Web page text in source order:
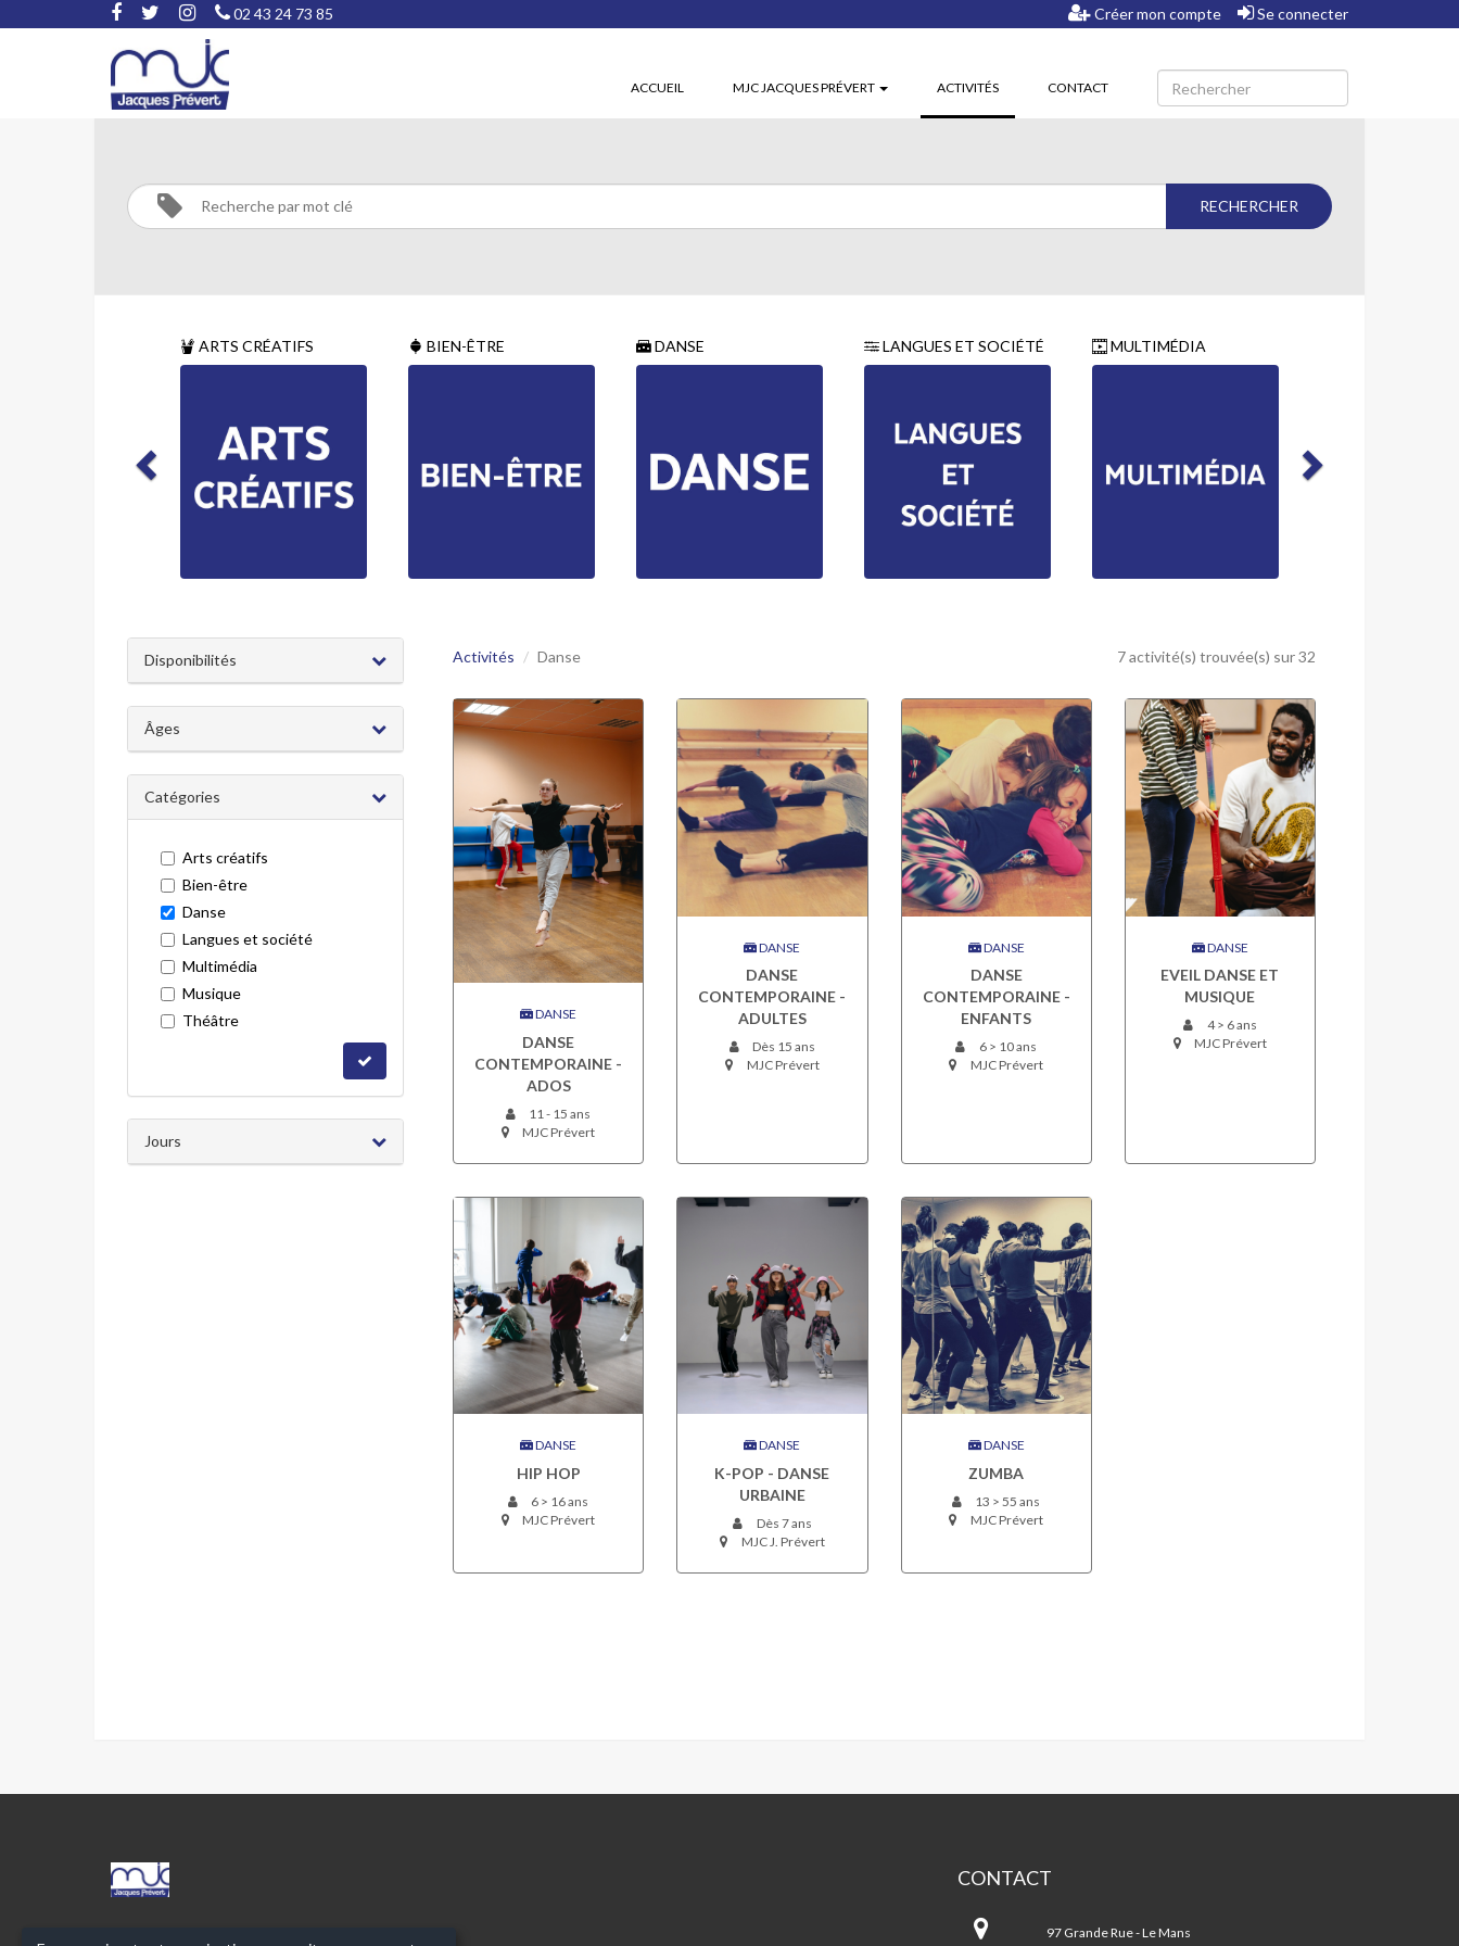
02 43 24 73 85 Créer mon compte Se connecter
ACCUEIL MJC JACQUES PRÉVERT ACTIVITÉS(CURRENT)CONTACT
DANSE
Activités
ARTS CRÉATIFS BIEN-ÊTRE DANSE LANGUES ET SOCIÉTÉ MULTIMÉDIA
Disponibilités
Âges
Catégories
Arts créatifs
Bien-être
Danse
Langues et société
Multimédia
Musique
Théâtre
Jours
Activités Danse 7 activité(s) trouvée(s) sur 32
DANSE
DANSE
CONTEMPORAINE -
ADOS
11 - 15 ans
MJC Prévert
DANSE
DANSE
CONTEMPORAINE -
ADULTES
Dès 15 ans
MJC Prévert
DANSE
DANSE
CONTEMPORAINE -
ENFANTS
6 > 10 ans
MJC Prévert
DANSE
EVEIL DANSE ET
MUSIQUE
4 > 6 ans
MJC Prévert
DANSE
HIP HOP
6 > 16 ans
MJC Prévert
DANSE
K-POP - DANSE
URBAINE
Dès 7 ans
MJC J. Prévert
DANSE
ZUMBA
13 > 55 ans
MJC Prévert
MJC
JACQUES
CONTACT
Jacques
97 Grande Rue - Le Mans